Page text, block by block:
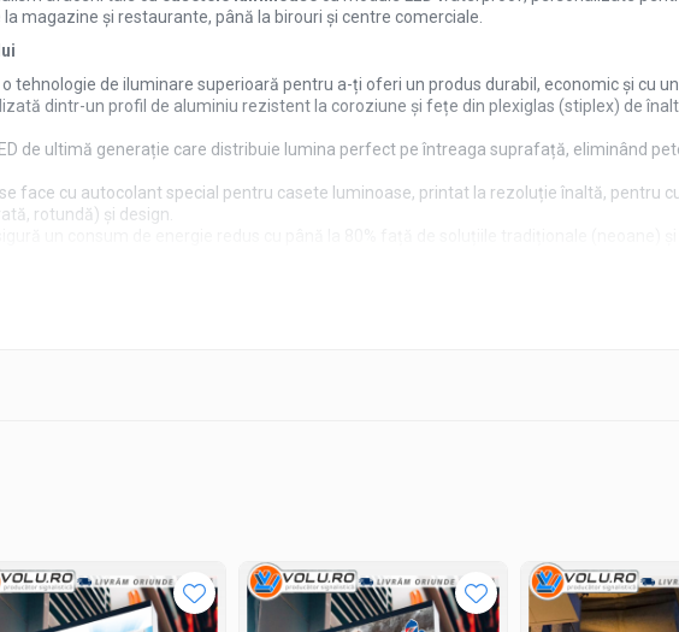
magazine și restaurante, până la birouri și centre comerciale.
tehnologie de iluminare superioară pentru a-ți oferi un produs durabil, economic și cu
dintr-un profil de aluminiu rezistent la coroziune și fețe din plexiglas (stiplex) de
de ultimă generație care distribuie lumina perfect pe întreaga suprafață, eliminând
face cu autocolant special pentru casete luminoase, printat la rezoluție înaltă, pentru
rotundă) și design.
superioară conferă un aspect profesional și modern, contribuind la o imagine de
mulți clienți cu casetele luminoase personalizate, echipate cu module LED waterproof.
cerințele tale și pentru a primi o ofertă personalizată.
a-ți evidenția afacerea într-un mod unic și atrăgător!